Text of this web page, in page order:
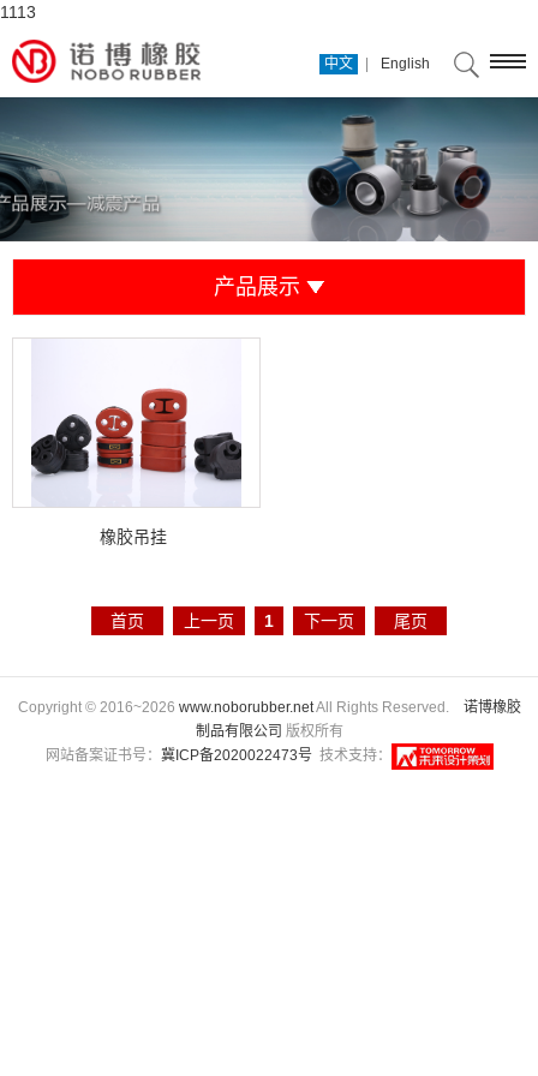
1113
中文 English
产品展示
橡胶吊挂
首页 上一页 1 下一页 尾页
Copyright © 2016~2026 www.noborubber.netAll Rights Reserved. 诺博橡胶
制品有限公司 版权所有
网站备案证书号： 冀ICP备2020022473号技术支持：